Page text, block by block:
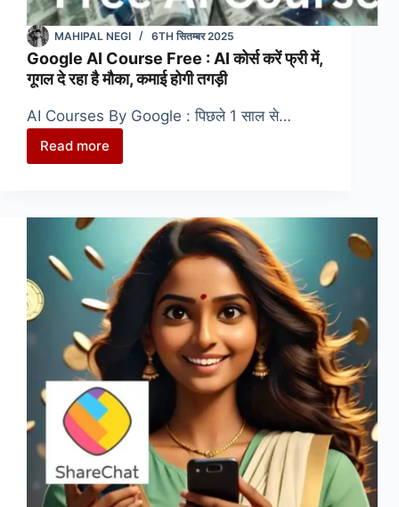
MAHIPAL NEGI 6TH सितम्बर 2025
Google AI Course Free : AI कोर्स करें फ्री में,
गूगल दे रहा है मौका, कमाई होगी तगड़ी
AI Courses By Google : पिछले 1 साल से…
Read more
Google
Free
AI
कोर्स
करें
में,
गूगल
दे
रहा
है
मौका,
कमाई
होगी